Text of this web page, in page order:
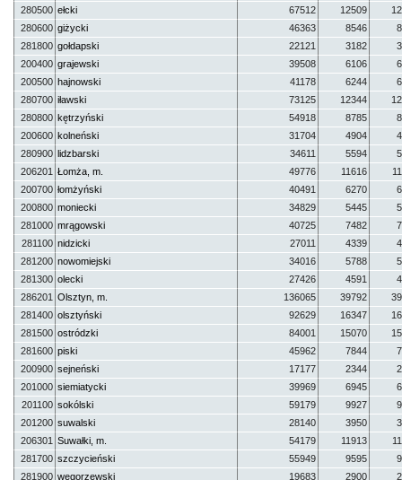
280500 ełcki 67512 12509
280600 giżycki 46363 8546
281800 gołdapski 22121 3182
200400 grajewski 39508 6106
200500 hajnowski 41178 6244
280700 iławski 73125 12344
280800 kętrzyński 54918 8785
200600 kolneński 31704 4904
280900 lidzbarski 34611 5594
206201 Łomża, m. 49776 11616
200700 łomżyński 40491 6270
200800 moniecki 34829 5445
281000 mrągowski 40725 7482
281100 nidzicki 27011 4339
281200 nowomiejski 34016 5788
281300 olecki 27426 4591
286201 Olsztyn, m. 136065 39792
281400 olsztyński 92629 16347
281500 ostródzki 84001 15070
281600 piski 45962 7844
200900 sejneński 17177 2344
201000 siemiatycki 39969 6945
201100 sokólski 59179 9927
201200 suwalski 28140 3950
206301 Suwałki, m. 54179 11913
281700 szczycieński 55949 9595
281900 węgorzewski 19683 2900